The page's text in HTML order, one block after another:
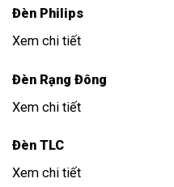
Đèn Philips
Xem chi tiết
Đèn Rạng Đông
Xem chi tiết
Đèn TLC
Xem chi tiết